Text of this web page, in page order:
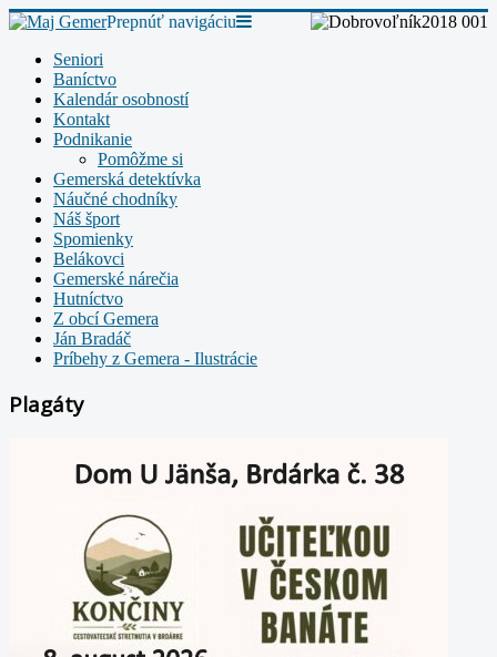
Prepnúť navigáciu
Seniori
Baníctvo
Kalendár osobností
Kontakt
Podnikanie
Pomôžme si
Gemerská detektívka
Náučné chodníky
Náš šport
Spomienky
Belákovci
Gemerské nárečia
Hutníctvo
Z obcí Gemera
Ján Bradáč
Príbehy z Gemera - Ilustrácie
Plagáty